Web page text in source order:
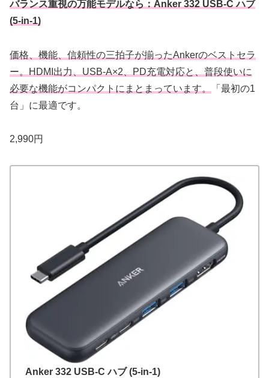
バランス重視の万能モデルなら：Anker 332 USB-C ハブ
(5-in-1)
価格、機能、信頼性の三拍子が揃ったAnkerのベストセラ
ー。HDMI出力、USB-A×2、PD充電対応と、普段使いに
必要な機能がコンパクトにまとまっています。
「最初の1
台」に最適です。
2,990円
Anker 332 USB-C ハブ (5-in-1)